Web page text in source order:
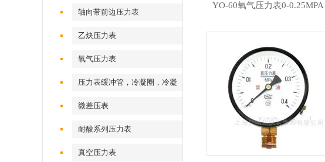
轴向带前边压力表
乙炔压力表
氧气压力表
压力表缓冲管，冷凝圈，冷凝
弯
微差压表
耐酸系列压力表
真空压力表
YO-60氧气压力表0-0.25MPA